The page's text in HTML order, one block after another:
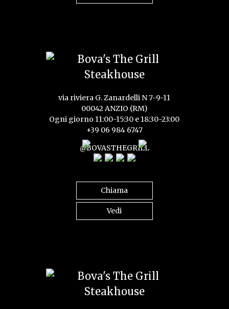
via riviera G. Zanardelli N 7-9-11
00042 ANZIO (RM)
Ogni giorno 11:00-15:30 e 18:30-23:00
+39 06 984 6747
@BOVASTHEGRILL
Chiama
Vedi